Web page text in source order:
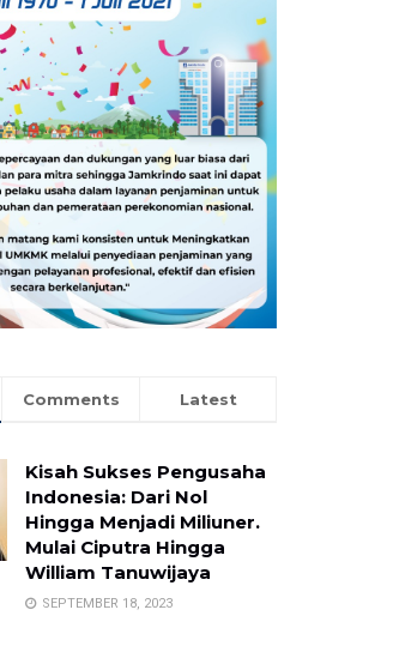
Comments Latest
Kisah Sukses Pengusaha
Indonesia: Dari Nol
Hingga Menjadi Miliuner.
Mulai Ciputra Hingga
William Tanuwijaya
SEPTEMBER 18, 2023